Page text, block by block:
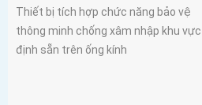
Thiết bị tích hợp chức năng bảo vệ
thông minh chống xâm nhập khu vực
định sẵn trên ống kính